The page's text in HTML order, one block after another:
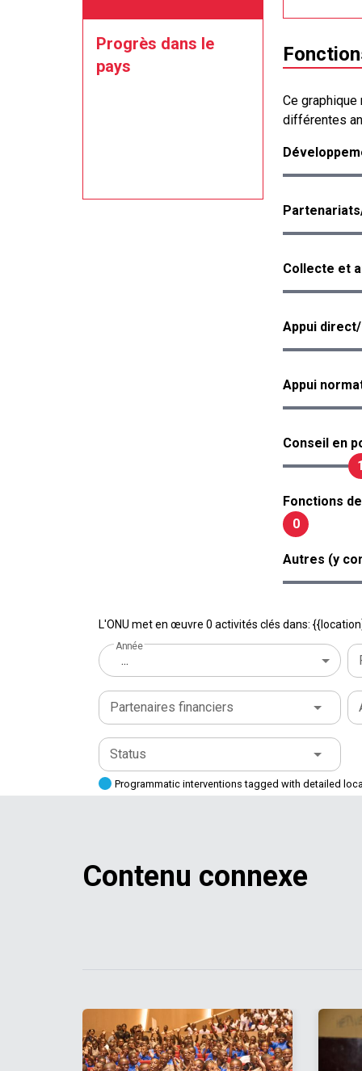
Progrès dans le
pays
Ce
différentes
Collecte et
Appui
Appui
Conseil en
1
Fonctions
0
Autres (y
L'ONU met en œuvre 0 activités clés dans:
Année
...
Partenaires financiers
Status
Programmatic interventions tagged with detailed
Contenu connexe